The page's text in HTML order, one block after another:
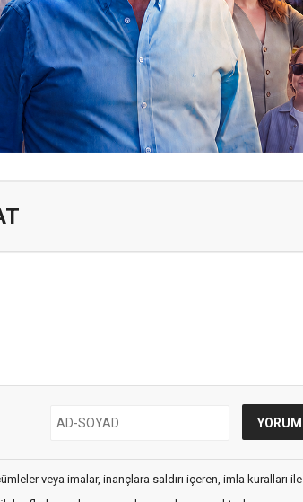
veya imalar, inançlara saldırı içeren, imla kuralları ile